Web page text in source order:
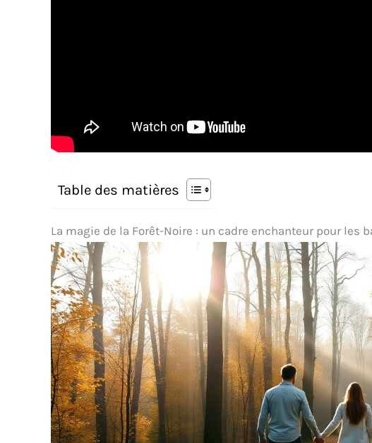
Table des matières
La magie de la Forêt-Noire : un cadre enchanteur pour les